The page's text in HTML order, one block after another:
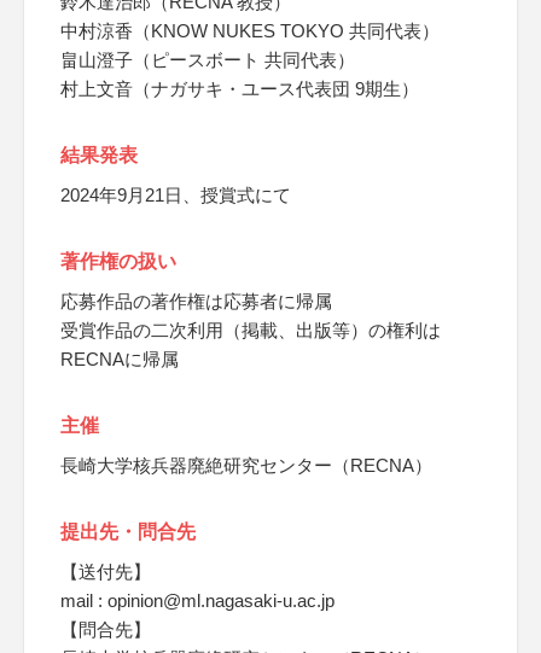
中村涼香（KNOW NUKES TOKYO 共同代表）
畠山澄子（ピースボート 共同代表）
村上文音（ナガサキ・ユース代表団 9期生）
結果発表
2024年9月21日、授賞式にて
著作権の扱い
応募作品の著作権は応募者に帰属
受賞作品の二次利用（掲載、出版等）の権利は
RECNAに帰属
主催
長崎大学核兵器廃絶研究センター（RECNA）
提出先・問合先
【送付先】
mail : opinion@ml.nagasaki-u.ac.jp
【問合先】